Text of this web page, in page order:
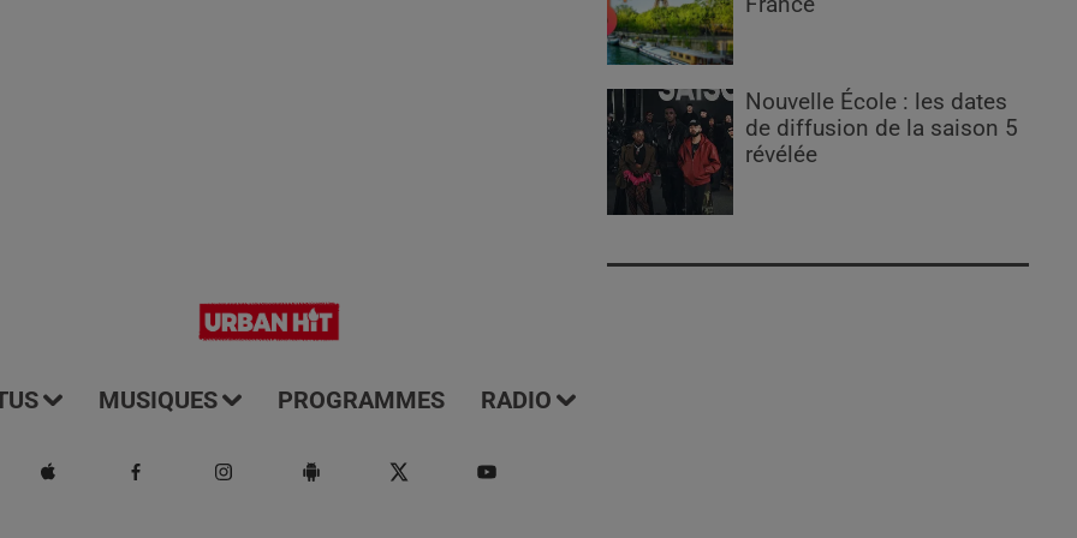
Nouvelle École : les dates
de diffusion de la saison 5
révélée
MUSIQUES PROGRAMMES RADIO